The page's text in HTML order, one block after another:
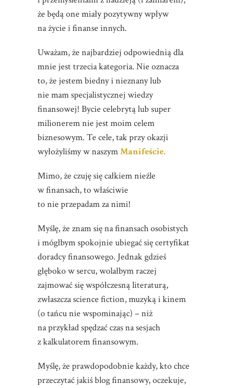
że będą one miały pozytywny wpływ
na życie i finanse innych.
Uważam, że najbardziej odpowiednią dla
mnie jest trzecia kategoria. Nie oznacza
to, że jestem biedny i nieznany lub
nie mam specjalistycznej wiedzy
finansowej! Bycie celebrytą lub super
milionerem nie jest moim celem
biznesowym. Te cele, tak przy okazji
wyłożyliśmy w naszymManifeście.
Mimo, że czuję się całkiem nieźle
w finansach, to właściwie
to nie przepadam za nimi!
Myślę, że znam się na finansach osobistych
i mógłbym spokojnie ubiegać się certyfikat
doradcy finansowego. Jednak gdzieś
głęboko w sercu, wolałbym raczej
zajmować się współczesną literaturą,
zwłaszcza science fiction, muzyką i kinem
(o tańcu nie wspominając) – niż
na przykład spędzać czas na sesjach
z kalkulatorem finansowym.
Myślę, że prawdopodobnie każdy, kto chce
przeczytać jakiś blog finansowy, oczekuje,